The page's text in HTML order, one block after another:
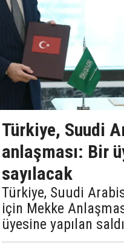
Türkiye, Suudi
anlaşması: Bir
sayılacak
Türkiye, Suudi
için Mekke
üyesine yapılan